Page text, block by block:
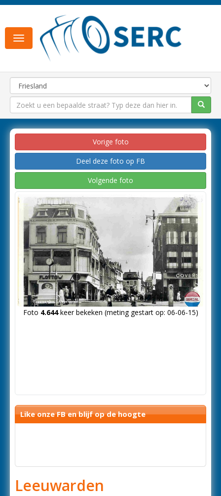
Toggle
navigation
Vorige foto
Deel deze foto op FB
Volgende foto
Foto 4.644keer bekeken (meting gestart op: 06-06-15)
Like onze FB en blijf op de hoogte
Leeuwarden